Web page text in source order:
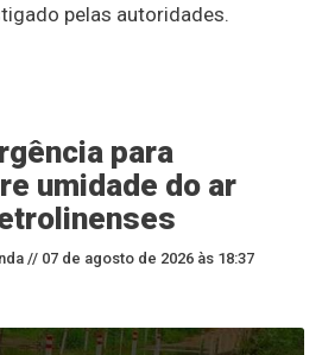
pelas autoridades.
para
umidade do ar
// 07 de agosto de 2026 às 18:37